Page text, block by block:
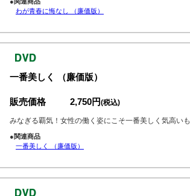
わが青春に悔なし （廉価版）
一番美しく （廉価版）
販売価格 2,750円(税込)
みなぎる覇気！女性の働く姿にこそ一番美しく気高い
●関連商品
一番美しく （廉価版）